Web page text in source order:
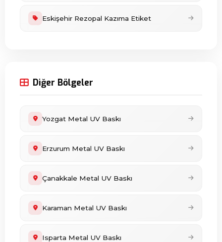
Eskişehir Rezopal Kazıma Etiket
Diğer Bölgeler
Yozgat Metal UV Baskı
Erzurum Metal UV Baskı
Çanakkale Metal UV Baskı
Karaman Metal UV Baskı
Isparta Metal UV Baskı